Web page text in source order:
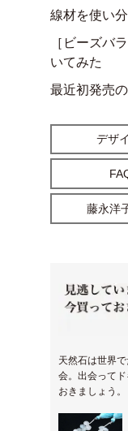
線材を使い
［ビーズバ
いてみた
最近初発売
デザ
藤永洋
天然石は世界
会。出会って
おきましょう。